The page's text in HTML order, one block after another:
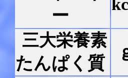
ー
三大栄養素
たんぱく質